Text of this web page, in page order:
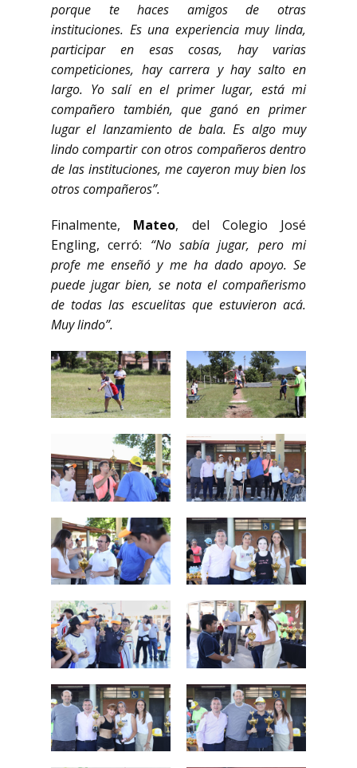
porque te haces amigos de otras
instituciones. Es una experiencia muy linda,
participar en esas cosas, hay varias
competiciones, hay carrera y hay salto en
largo. Yo salí en el primer lugar, está mi
compañero también, que ganó en primer
lugar el lanzamiento de bala. Es algo muy
lindo compartir con otros compañeros dentro
de las instituciones, me cayeron muy bien los
otros compañeros”.
Finalmente, Mateo, del Colegio José
Engling, cerró: “No sabía jugar, pero mi
profe me enseñó y me ha dado apoyo. Se
puede jugar bien, se nota el compañerismo
de todas las escuelitas que estuvieron acá.
Muy lindo”.